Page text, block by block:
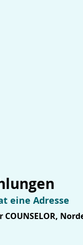
eine Adresse
COUNSELOR,